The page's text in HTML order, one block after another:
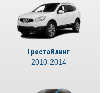
I рестайлинг
2010-2014